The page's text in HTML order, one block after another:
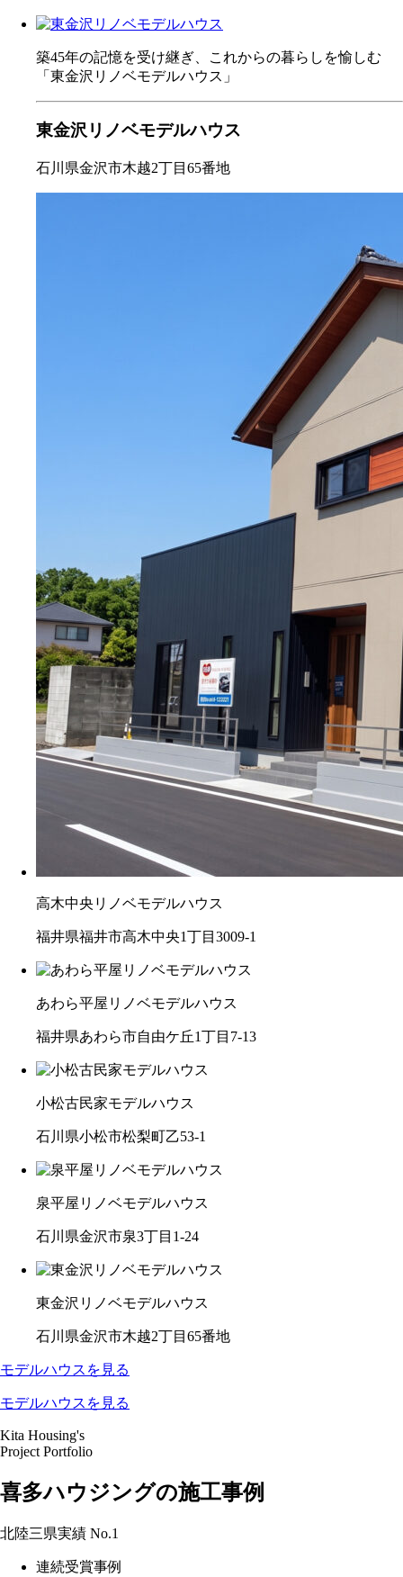
築45年の記憶を受け継ぎ、これからの暮らしを愉しむ
「東金沢リノベモデルハウス」
東金沢リノベモデルハウス
石川県金沢市木越2丁目65番地
高木中央リノベモデルハウス
福井県福井市高木中央1丁目3009-1
あわら平屋リノベモデルハウス
福井県あわら市自由ケ丘1丁目7-13
小松古民家モデルハウス
石川県小松市松梨町乙53-1
泉平屋リノベモデルハウス
石川県金沢市泉3丁目1-24
東金沢リノベモデルハウス
石川県金沢市木越2丁目65番地
モデルハウスを見る
モデルハウスを見る
Kita Housing's
Project Portfolio
喜多ハウジングの施工事例
北陸三県実績 No.1
連続受賞事例